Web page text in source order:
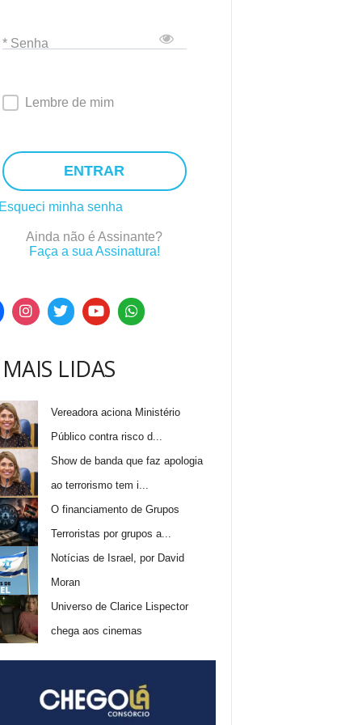
* Senha
Lembre de mim
ENTRAR
minha senha
Ainda não é Assinante?
Faça a sua Assinatura!
LIDAS
Vereadora aciona Ministério
Público contra risco d...
Show de banda que faz apologia
ao terrorismo tem i...
O financiamento de Grupos
Terroristas por grupos a...
Notícias de Israel, por David
Moran
Universo de Clarice Lispector
chega aos cinemas